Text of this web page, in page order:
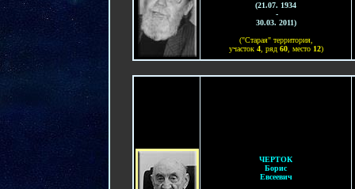
(21.07. 1934
-
30.03. 2011)
("Старая" территория,
участок 4, ряд 60, место 12)
ЧЕРТОК
Борис
Евсеевич